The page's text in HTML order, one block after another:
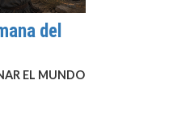
del
EL MUNDO